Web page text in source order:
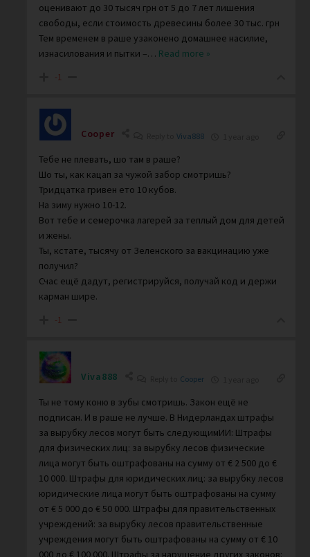
оценивают до 30 тысяч грн от 5 до 7 лет лишения
свободы, если стоимость древесины более 30 тыс. грн
Тем временем в раше узаконено домашнее насилие,
изнасилования и пытки –… Read more »
-1
Cooper Reply toViva888
Тебе не плевать, шо там в раше?
Шо ты, как кацап за чужой забор смотришь?
Тридцатка гривен ето 10 кубов.
На зиму нужно 10-12.
Вот тебе и семерочка лагерей за теплый дом для детей
и жены.
Ты, кстате, тысячу от Зеленского за вакцинацию уже
получил?
Счас ещё дадут, регистрируйся, получай код и держи
карман шире.
-1
Viva888 Cooper
Ты не тому коню в зубы смотришь. Закон ещё не
подписан. И в раше не лучше. В Нидерландах штрафы
за вырубку лесов могут быть следующимИИ: Штрафы
для физических лиц: за вырубку лесов физические
лица могут быть оштрафованы на сумму от € 2 500 до €
10 000. Штрафы для юридических лиц: за вырубку лесов
юридические лица могут быть оштрафованы на сумму
от € 5 000 до € 50 000. Штрафы для правительственных
учреждений: за вырубку лесов правительственные
учреждения могут быть оштрафованы на сумму от € 10
000 до € 100 000. Штрафы за нарушение других законов: